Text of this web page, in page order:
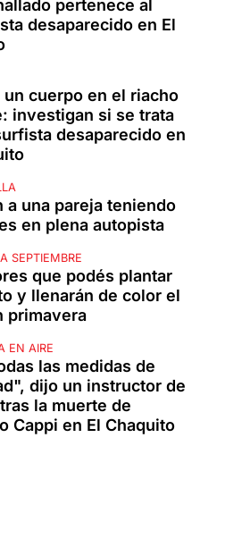
pertenece al
desaparecido en El
un cuerpo en el riacho
investigan si se trata
desaparecido en
a una pareja teniendo
en plena autopista
SEPTIEMBRE
que podés plantar
y llenarán de color el
primavera
EN AIRE
las medidas de
dijo un instructor de
la muerte de
Cappi en El Chaquito